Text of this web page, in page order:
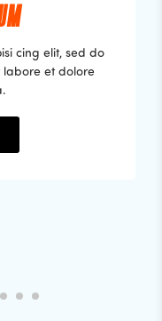
cing elit, sed do
labore et dolore